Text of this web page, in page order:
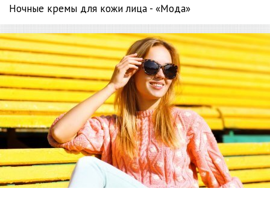
Ночные кремы для кожи лица - «Мода»